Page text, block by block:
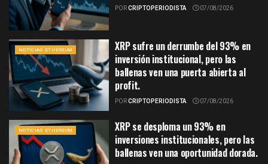
PORCRIPTOPERIODISTA 07/08/2026
NOTICIAS ETHEREUM
XRP sufre un derrumbe del 93% en
inversión institucional, pero las
ballenas ven una puerta abierta al
profit.
PORCRIPTOPERIODISTA 07/08/2026
NOTICIAS ETHEREUM
XRP se desploma un 93% en
inversiones institucionales, pero las
ballenas ven una oportunidad dorada.